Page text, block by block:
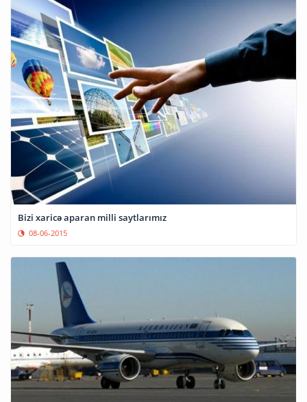
Bizi xaricə aparan milli saytlarımız
08-06-2015